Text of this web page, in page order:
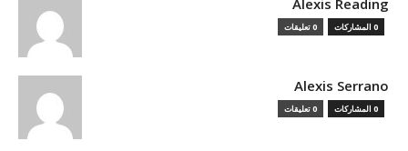
Alexis Reading
0 المشاركات 0 تعليقات
Alexis Serrano
0 المشاركات 0 تعليقات